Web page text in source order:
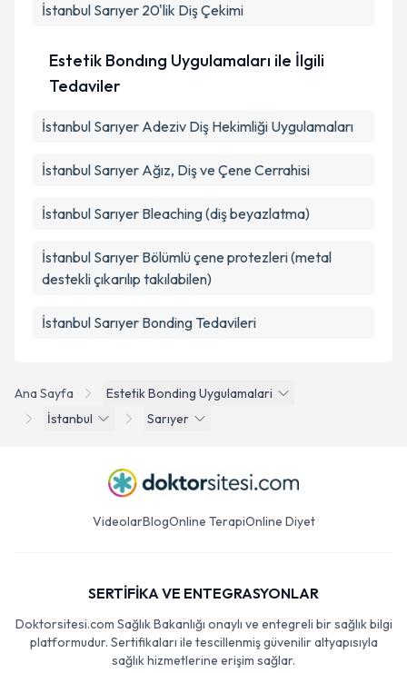
Ana Sayfa
Estetik Bonding Uygulamalari
İstanbul
Sarıyer
İstanbul Sarıyer 20'lik Diş Çekimi
Estetik Bondıng Uygulamaları ile İlgili
Tedaviler
İstanbul Sarıyer Adeziv Diş Hekimliği Uygulamaları
İstanbul Sarıyer Ağız, Diş ve Çene Cerrahisi
İstanbul Sarıyer Bleaching (diş beyazlatma)
İstanbul Sarıyer Bölümlü çene protezleri (metal
destekli çıkarılıp takılabilen)
İstanbul Sarıyer Bonding Tedavileri
VideolarBlogOnline TerapiOnline Diyet
SERTİFİKA VE ENTEGRASYONLAR
Doktorsitesi.com Sağlık Bakanlığı onaylı ve entegreli bir sağlık bilgi
platformudur. Sertifikaları ile tescillenmiş güvenilir altyapısıyla
sağlık hizmetlerine erişim sağlar.